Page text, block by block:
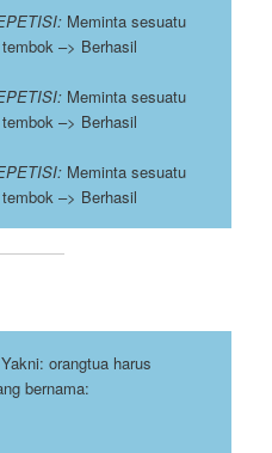
Meminta sesuatu
–> Berhasil
Meminta sesuatu
–> Berhasil
Meminta sesuatu
–> Berhasil
orangtua harus
bernama: